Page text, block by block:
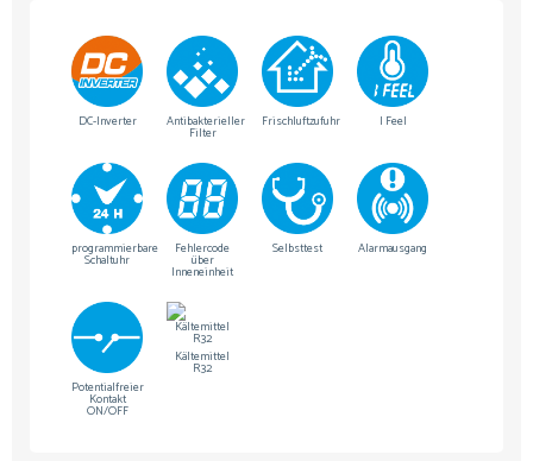
DC-Inverter Antibakterieller
Filter
Frischluftzufuhr I Feel
programmierbare
Schaltuhr
Fehlercode
über
Inneneinheit
Selbsttest Alarmausgang
Potentialfreier
Kontakt
ON/OFF
Kältemittel
R32